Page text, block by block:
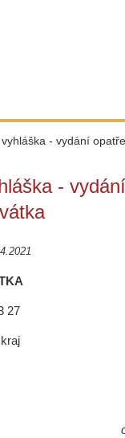
vyhláška - vydání
-
27